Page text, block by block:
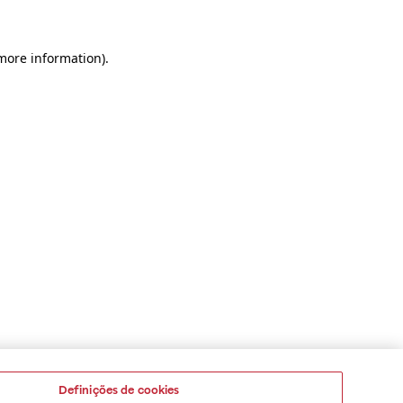
information).
Definições de cookies